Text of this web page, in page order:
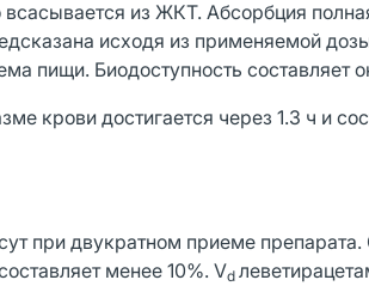
из ЖКТ. Абсорбция
исходя из применяемой
пищи. Биодоступность составляет
крови достигается через 1.3 ч и
при двукратном приеме
менее 10%. Vd